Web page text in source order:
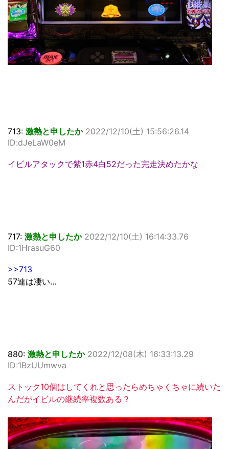
713: 激熱と申したか 2022/12/10(土) 15:56:26.14
ID:dJeLaW0eM
イビルアタックで紫1赤4白52だった完走決めたかな
717: 激熱と申したか 2022/12/10(土) 16:14:33.76
ID:1HrasuG60
>>713
57連は凄い…
880: 激熱と申したか 2022/12/08(木) 16:33:13.29
ID:1BzUUmwva
ストック10個はしてくれと思ったらめちゃくちゃに続いた
んだがイビルの継続率複数ある？